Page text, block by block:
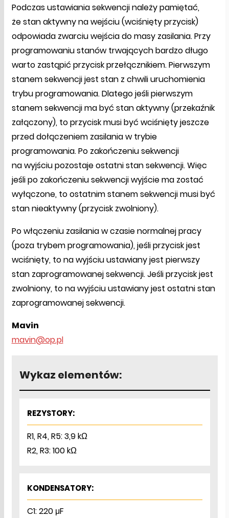
Podczas ustawiania sekwencji należy pamiętać,
że stan aktywny na wejściu (wciśnięty przycisk)
odpowiada zwarciu wejścia do masy zasilania. Przy
programowaniu stanów trwających bardzo długo
warto zastąpić przycisk przełącznikiem. Pierwszym
stanem sekwencji jest stan z chwili uruchomienia
trybu programowania. Dlatego jeśli pierwszym
stanem sekwencji ma być stan aktywny (przekaźnik
załączony), to przycisk musi być wciśnięty jeszcze
przed dołączeniem zasilania w trybie
programowania. Po zakończeniu sekwencji
na wyjściu pozostaje ostatni stan sekwencji. Więc
jeśli po zakończeniu sekwencji wyjście ma zostać
wyłączone, to ostatnim stanem sekwencji musi być
stan nieaktywny (przycisk zwolniony).
Po włączeniu zasilania w czasie normalnej pracy
(poza trybem programowania), jeśli przycisk jest
wciśnięty, to na wyjściu ustawiany jest pierwszy
stan zaprogramowanej sekwencji. Jeśli przycisk jest
zwolniony, to na wyjściu ustawiany jest ostatni stan
zaprogramowanej sekwencji.
Mavin
mavin@op.pl
Wykaz elementów:
REZYSTORY:
R1, R4, R5: 3,9 kΩ
R2, R3: 100 kΩ
KONDENSATORY:
C1: 220 μF